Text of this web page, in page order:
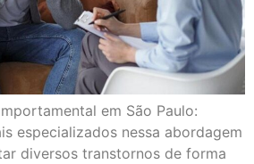
em São Paulo:
especializados nessa abordagem
diversos transtornos de forma